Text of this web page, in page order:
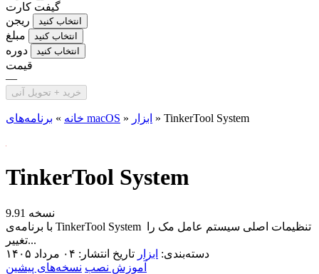
گیفت کارت
ریجن
انتخاب کنید
مبلغ انتخاب کنید
دوره انتخاب کنید
قیمت
—
خرید + تحویل آنی
خانه » برنامه‌های macOS » ابزار » TinkerTool System
TinkerTool System
نسخه 9.91
با برنامه‌ی TinkerTool System تنظیمات اصلی سیستم عامل مک را
تغییر...
دسته‌بندی: ابزار تاریخ انتشار: ۰۴ مرداد ۱۴۰۵
آموزش نصب نسخه‌های پیشین